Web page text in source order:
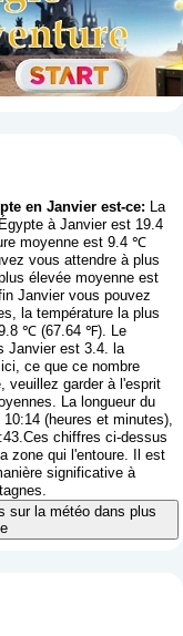
en Janvier est-ce: La
à Janvier est 19.4
moyenne est 9.4 ℃
vous attendre à plus
élevée moyenne est
Janvier vous pouvez
la température la plus
℃ (67.64 ℉). Le
Janvier est 3.4. la
ce que ce nombre
veuillez garder à l'esprit
La longueur du
(heures et minutes),
chiffres ci-dessus
zone qui l'entoure. Il est
significative à
sur la météo dans plus